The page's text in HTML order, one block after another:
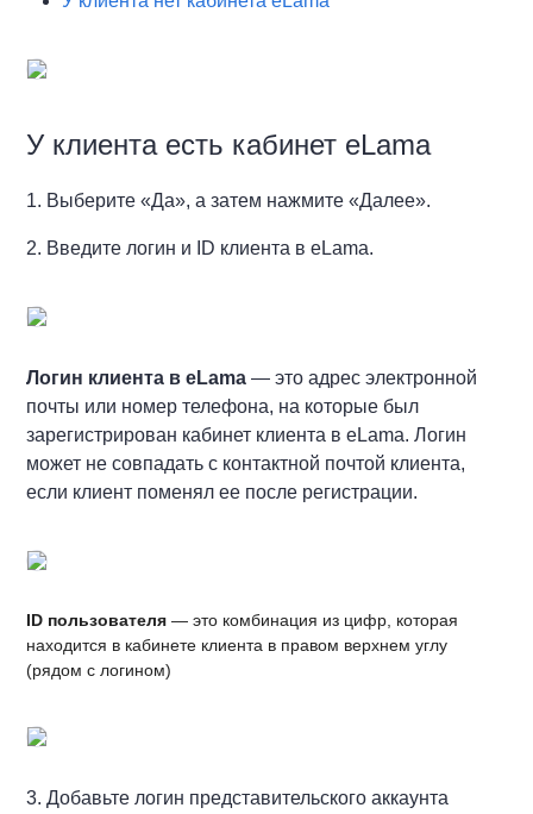
У клиента есть кабинет eLama
1. Выберите «Да», а затем нажмите «Далее».
2. Введите логин и ID клиента в eLama.
Логин клиента в eLama — это адрес электронной
почты или номер телефона, на которые был
зарегистрирован кабинет клиента в eLama. Логин
может не совпадать с контактной почтой клиента,
если клиент поменял ее после регистрации.
ID пользователя — это комбинация из цифр, которая
находится в кабинете клиента в правом верхнем углу
(рядом с логином)
3. Добавьте логин представительского аккаунта